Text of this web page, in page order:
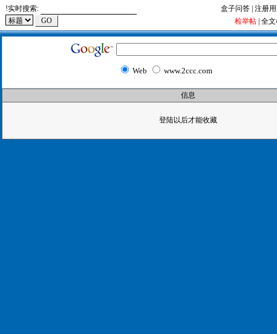
!实时搜索: 盒子问答 注册
检举帖 全
Web www.2ccc.com
信息
登陆以后才能收藏